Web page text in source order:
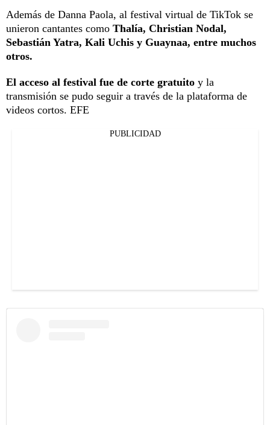
Además de Danna Paola, al festival virtual de TikTok se
unieron cantantes como Thalía, Christian Nodal,
Sebastián Yatra, Kali Uchis y Guaynaa, entre muchos
otros.
El acceso al festival fue de corte gratuito y la
transmisión se pudo seguir a través de la plataforma de
videos cortos. EFE
PUBLICIDAD